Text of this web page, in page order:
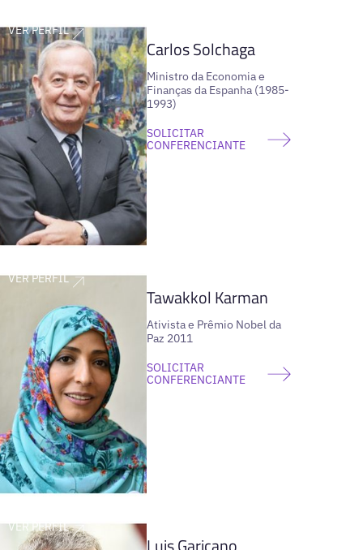
VER PERFIL
Carlos Solchaga
Ministro da Economia e
Finanças da Espanha (1985-
1993)
SOLICITAR
CONFERENCIANTE
VER PERFIL
Tawakkol Karman
Ativista e Prêmio Nobel da
Paz 2011
SOLICITAR
CONFERENCIANTE
VER PERFIL